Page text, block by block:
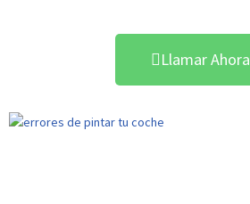
Llamar Ahora